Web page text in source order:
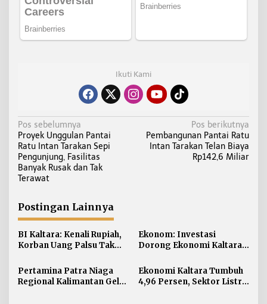
Ikuti Kami
N
a
v
i
g
s
i
p
s
Pos sebelumnya
Proyek Unggulan Pantai
Ratu Intan Tarakan Sepi
Pengunjung, Fasilitas
Banyak Rusak dan Tak
Terawat
Pos berikutnya
Pembangunan Pantai Ratu
Intan Tarakan Telan Biaya
Rp142,6 Miliar
Postingan Lainnya
BI Kaltara: Kenali Rupiah,
Korban Uang Palsu Tak
Ekonom: Investasi
Dorong Ekonomi Kaltara,
Diabaikan
Pertamina Patra Niaga
Regional Kalimantan Gelar
Ekonomi Kaltara Tumbuh
4,96 Persen, Sektor Listrik